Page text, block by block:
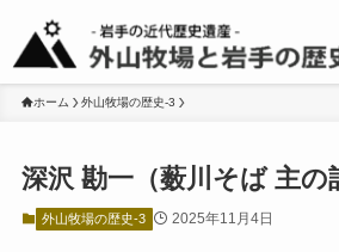
ホーム 外山牧場の歴史-3
深沢 勘一（薮川そば 主の
外山牧場の歴史-3 2025年11月4日